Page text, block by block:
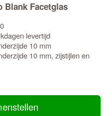
Blank Facetglas
levertijd
10 mm
10 mm, zijstijlen en